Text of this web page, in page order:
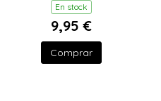
En stock
9,95 €
Comprar